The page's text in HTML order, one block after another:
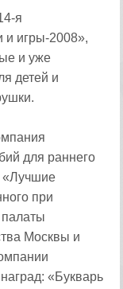
я
и игры-2008»,
и уже
детей и
для раннего
«Лучшие
при
Москвы и
«Букварь